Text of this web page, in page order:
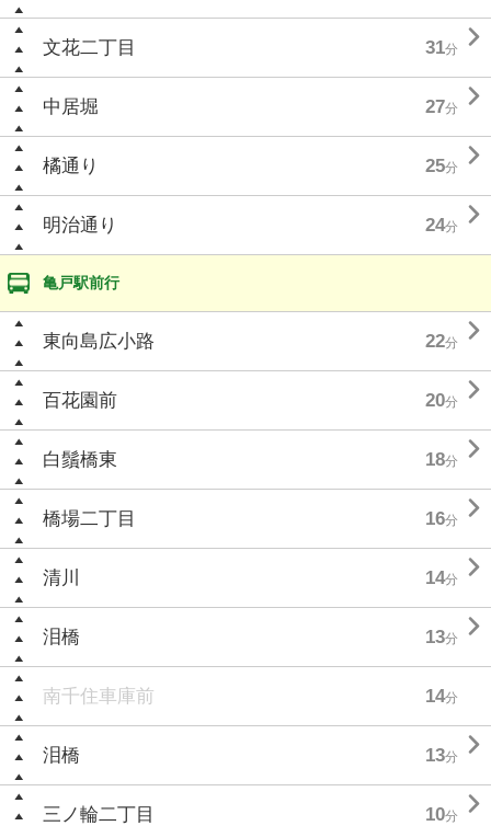
文花二丁目 31分 
中居堀 27分 
橘通り 25分 
明治通り 24分 
亀戸駅前行
東向島広小路 22分 
百花園前 20分 
白鬚橋東 18分 
橋場二丁目 16分 
清川 14分 
泪橋 13分 
南千住車庫前 14分
泪橋 13分 
三ノ輪二丁目 10分 